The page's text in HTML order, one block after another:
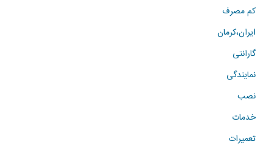
کم مصرف
ایران،کرمان
گارانتی
نمایندگی
نصب
خدمات
تعمیرات